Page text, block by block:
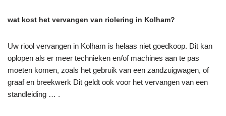
wat kost het vervangen van riolering in Kolham?
Uw riool vervangen in Kolham is helaas niet goedkoop. Dit kan
oplopen als er meer technieken en/of machines aan te pas
moeten komen, zoals het gebruik van een zandzuigwagen, of
graaf en breekwerk Dit geldt ook voor het vervangen van een
standleiding … .